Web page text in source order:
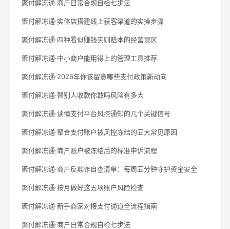
聚付解冻通·商户日常合规自检七步法
聚付解冻通·实体店搭建线上获客渠道的实操步骤
聚付解冻通·四种看似赚钱实则赔本的经营误区
聚付解冻通·中小商户能用得上的管理工具推荐
聚付解冻通·2026年你该留意哪些支付政策新动向
聚付解冻通·替别人收款你敢吗风险有多大
聚付解冻通·读懂支付平台风控通知的几个关键信号
聚付解冻通·聚合支付账户被风控冻结的五大常见原因
聚付解冻通·商户账户被冻结后的标准申诉流程
聚付解冻通·商户反欺诈自查清单：每周五分钟守护资金安全
聚付解冻通·按月做好这五项账户风险检查
聚付解冻通·新手商家对接支付通道全流程指南
聚付解冻通·商户日常合规自检七步法